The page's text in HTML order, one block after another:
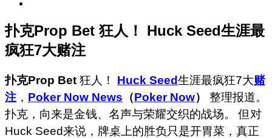
扑克Prop Bet 狂人！ Huck Seed生涯最
疯狂7大赌注
扑克Prop Bet 狂人！ Huck Seed生涯最疯狂7大赌
注 ， Poker Now News （Poker Now）
整理报道。
扑克，向来是金钱、名声与荣耀交织的战场。 但对
Huck Seed来说，牌桌上的胜负只是开胃菜，真正